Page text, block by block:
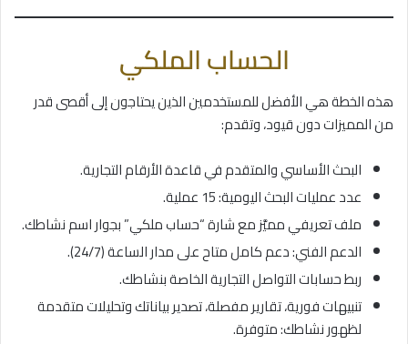
الحساب الملكي
هذه الخطة هي الأفضل للمستخدمين الذين يحتاجون إلى أقصى قدر
من المميزات دون قيود، وتقدم:
البحث الأساسي والمتقدم في قاعدة الأرقام التجارية.
عدد عمليات البحث اليومية: 15 عملية.
ملف تعريفي مميَّز مع شارة “حساب ملكي” بجوار اسم نشاطك.
الدعم الفني: دعم كامل متاح على مدار الساعة (24/7).
ربط حسابات التواصل التجارية الخاصة بنشاطك.
تنبيهات فورية، تقارير مفصلة، تصدير بياناتك وتحليلات متقدمة
لظهور نشاطك: متوفرة.